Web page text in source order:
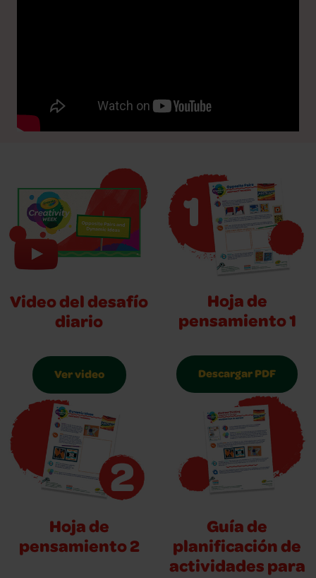
Video del desafío
diario
Ver video
Hoja de
pensamiento 1
Descargar PDF
Hoja de
pensamiento 2
Guía de
planificación de
actividades para